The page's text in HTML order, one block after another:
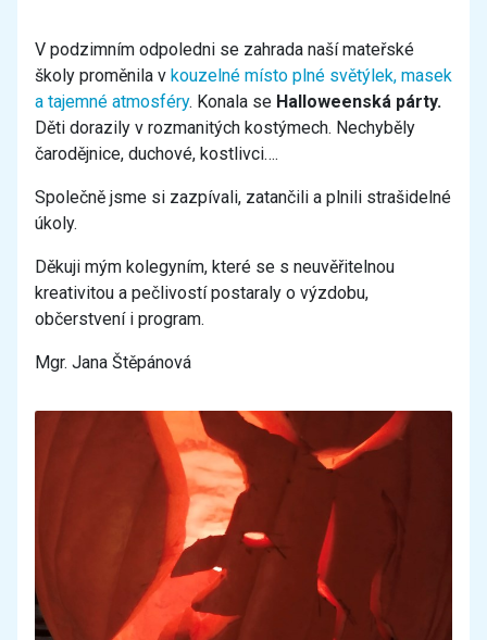
V podzimním odpoledni se zahrada naší mateřské
školy proměnila v kouzelné místo plné světýlek, masek
a tajemné atmosféry. Konala se Halloweenská párty.
Děti dorazily v rozmanitých kostýmech. Nechyběly
čarodějnice, duchové, kostlivci….
Společně jsme si zazpívali, zatančili a plnili strašidelné
úkoly.
Děkuji mým kolegyním, které se s neuvěřitelnou
kreativitou a pečlivostí postaraly o výzdobu,
občerstvení i program.
Mgr. Jana Štěpánová